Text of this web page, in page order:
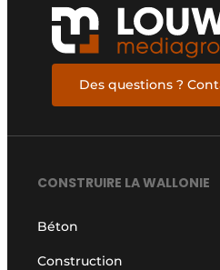
Des questions ?
CONSTRUIRE LA WALLONIE
Béton
Construction